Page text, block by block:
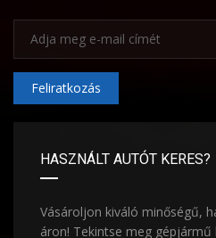
Feliratkozás
HASZNÁLT AUTÓT KERES?
Vásároljon kiváló minőségű,
áron! Tekintse meg gépjármű